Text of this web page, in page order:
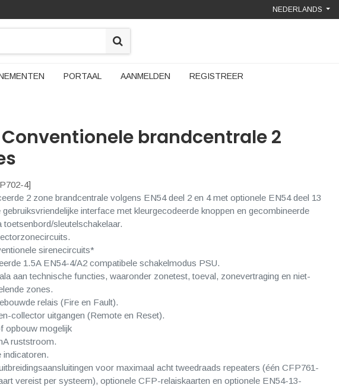
NEDERLANDS
PORTAAL AANMELDEN REGISTREER
Conventionele brandcentrale 2
4]
2 zone brandcentrale volgens EN54 deel 2 en 4 met optionele EN54 deel 13
interface met kleurgecodeerde knoppen en gecombineerde
toetsenbord/sleutelschakelaar.
sirenecircuits*
1.5A EN54-4/A2 compatibele schakelmodus PSU.
aan technische functies, waaronder zonetest, toeval, zonevertraging en niet-
zones.
relais (Fire en Fault).
collector uitgangen (Remote en Reset).
opbouw mogelijk
ruststroom.
indicatoren.
voor maximaal acht tweedraads repeaters (één CFP761-
vereist per systeem), optionele CFP-relaiskaarten en optionele EN54-13-